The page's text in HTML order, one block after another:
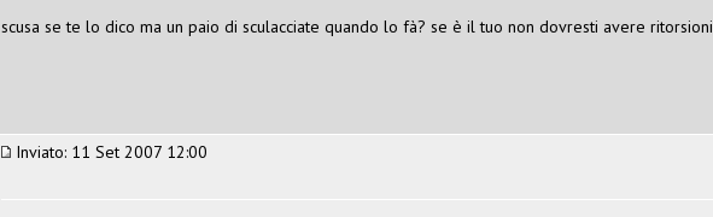
scusa se te lo dico ma un paio di sculacciate quando lo fà? se è il tuo non dovresti avere ritorsioni
Inviato: 11 Set 2007 12:00